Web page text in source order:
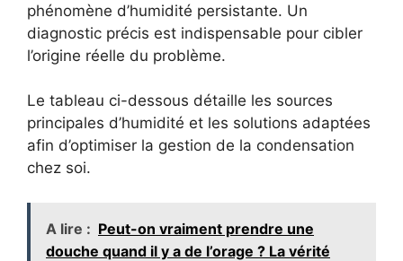
phénomène d’humidité persistante. Un
diagnostic précis est indispensable pour cibler
l’origine réelle du problème.
Le tableau ci-dessous détaille les sources
principales d’humidité et les solutions adaptées
afin d’optimiser la gestion de la condensation
chez soi.
A lire : Peut-on vraiment prendre une
douche quand il y a de l’orage ? La vérité